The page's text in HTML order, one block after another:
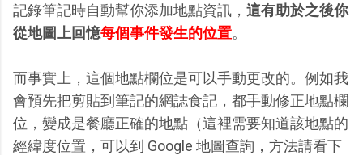
記錄筆記時自動幫你添加地點資訊， 這有助於之後你
從地圖上回憶每個事件發生的位置。
而事實上，這個地點欄位是可以手動更改的。例如我
會預先把剪貼到筆記的網誌食記，都手動修正地點欄
位，變成是餐廳正確的地點（這裡需要知道該地點的
經緯度位置，可以到 Google 地圖查詢，方法請看下